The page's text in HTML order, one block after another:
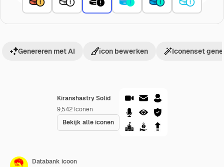
Kiranshastry Solid
9,542 Iconen
Bekijk alle iconen
Genereren met AI icon bewerken Iconenset
Databank icoon